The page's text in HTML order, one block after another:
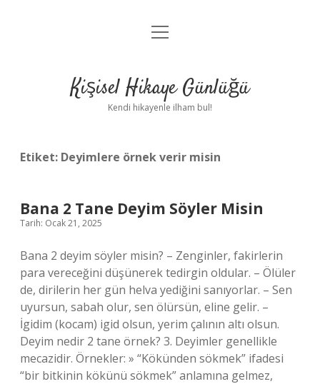
Anasayfa
Yasal Uyarı
menüyü
Kişisel Hikaye Günlüğü
Kendi hikayenle ilham bul!
Etiket: Deyimlere örnek verir misin
Bana 2 Tane Deyim Söyler Misin
Tarih: Ocak 21, 2025
Bana 2 deyim söyler misin? – Zenginler, fakirlerin
para vereceğini düşünerek tedirgin oldular. – Ölüler
de, dirilerin her gün helva yediğini sanıyorlar. – Sen
uyursun, sabah olur, sen ölürsün, eline gelir. –
İgidim (kocam) igid olsun, yerim çalının altı olsun.
Deyim nedir 2 tane örnek? 3. Deyimler genellikle
mecazidir. Örnekler: » “Kökünden sökmek” ifadesi
“bir bitkinin kökünü sökmek” anlamına gelmez,